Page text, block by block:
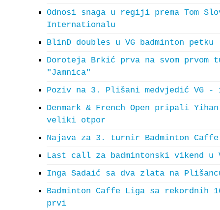
Odnosi snaga u regiji prema Tom
Internationalu
BlinD doubles u VG badminton petku
Doroteja Brkić prva na svom prvom
"Jamnica"
Poziv na 3. Plišani medvjedić VG
Denmark & French Open pripali
veliki otpor
Najava za 3. turnir Badminton
Last call za badmintonski vikend
Inga Sadaić sa dva zlata na
Badminton Caffe Liga sa rekordnih
prvi